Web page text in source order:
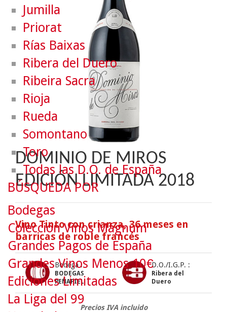
DOMINIO DE MIROS
EDICIÓN LIMITADA 2018
Vino Tinto con crianza, 36 meses en
barricas de roble francés
Bodega :
BODEGAS
PEÑAFIEL
D.O./I.G.P. :
Ribera del
Duero
Precios IVA incluido
Jumilla
Priorat
Rías Baixas
Ribera del Duero
Ribeira Sacra
Rioja
Rueda
Somontano
Toro
Todas las D.O. de España
BÚSQUEDA POR
Bodegas
Colección Vinos Mágnum
Grandes Pagos de España
Grandes Vinos Menos 10€
Ediciones Limitadas
La Liga del 99